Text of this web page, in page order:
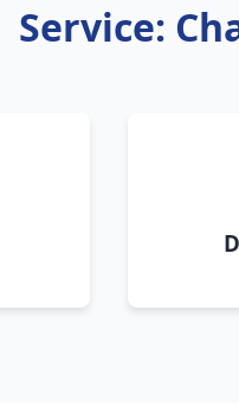
Service: